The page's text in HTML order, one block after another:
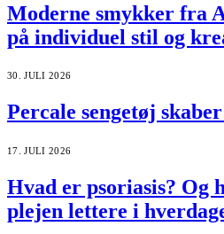
Moderne smykker fra
på individuel stil og
30. JULI 2026
Percale sengetøj
17. JULI 2026
Hvad er psoriasis? Og
plejen lettere i